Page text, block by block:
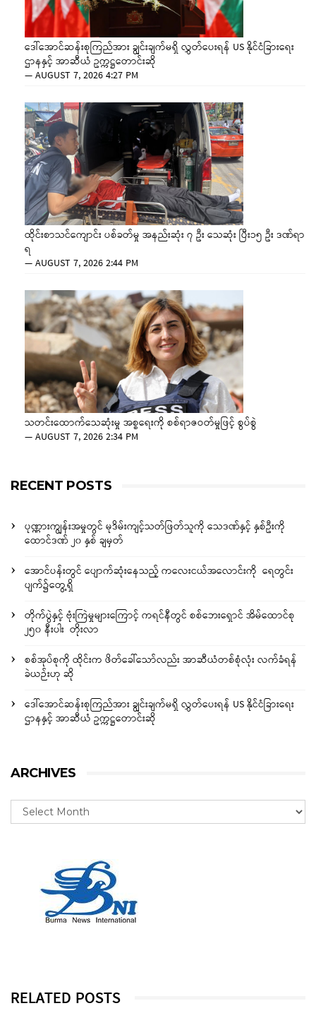
ဒေါ်အောင်ဆန်းစုကြည်အား ချွင်းချက်မရှိ လွှတ်ပေးရန် US နိုင်ငံခြားရေး
ဌာနနှင့် အာဆီယံ ဥက္ကဋ္ဌတောင်းဆို
—AUGUST 7, 2026 4:27 PM
ထိုင်းစာသင်ကျောင်း ပစ်ခတ်မှု အနည်းဆုံး ၇ ဦး သေဆုံး ပြီး၁၅ ဦး ဒဏ်ရာ
ရ
—AUGUST 7, 2026 2:44 PM
သတင်းထောက်သေဆုံးမှု အစ္စရေးကို စစ်ရာဇဝတ်မှုဖြင့် စွပ်စွဲ
—AUGUST 7, 2026 2:34 PM
RECENT POSTS
ပုဏ္ဏားကျွန်းအမှုတွင် မုဒိမ်းကျင့်သတ်ဖြတ်သူကို သေဒဏ်နှင့် နှစ်ဦးကို
ထောင်ဒဏ် ၂၀ နှစ် ချမှတ်
အောင်ပန်းတွင် ပျောက်ဆုံးနေသည့် ကလေးငယ်အလောင်းကို ရေတွင်း
ပျက်၌တွေ့ရှိ
တိုက်ပွဲနှင့် ဗုံးကြဲမှုများကြောင့် ကရင်နီတွင် စစ်ဘေးရှောင် အိမ်ထောင်စု
၂၅၀ နီးပါး တိုးလာ
စစ်အုပ်စုကို ထိုင်းက ဖိတ်ခေါ်သော်လည်း အာဆီယံတစ်စုံလုံး လက်ခံရန်
ခဲယဉ်းဟု ဆို
ဒေါ်အောင်ဆန်းစုကြည်အား ချွင်းချက်မရှိ လွှတ်ပေးရန် US နိုင်ငံခြားရေး
ဌာနနှင့် အာဆီယံ ဥက္ကဋ္ဌတောင်းဆို
ARCHIVES
RELATED POSTS